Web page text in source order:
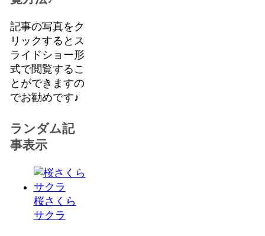
記事の写真をク
リックするとス
ライドショー形
式で閲覧するこ
とができますの
でお勧めです♪
ランダム記
事表示
桜さくら
サクラ